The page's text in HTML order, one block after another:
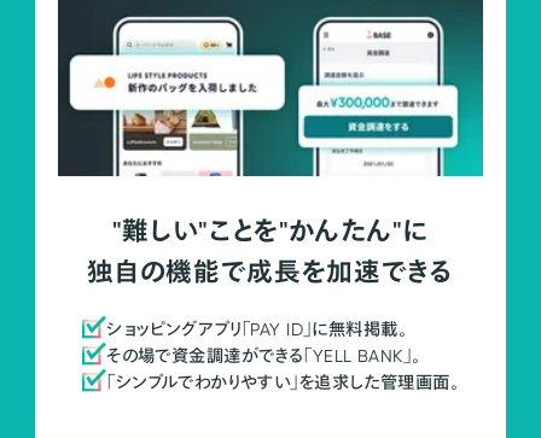
"難しい"ことを"かんたん"に
独自の機能で成長を加速できる
ショッピングアプリ「PAY ID」に無料掲載。
その場で資金調達ができる「YELL BANK」。
「シンプルでわかりやすい」を追求した管理画面。